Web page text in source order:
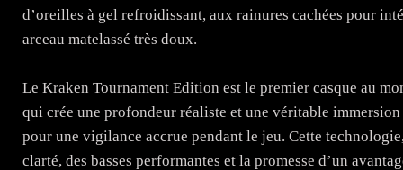
d’oreilles à gel refroidissant, aux rainures cachées pour
arceau matelassé très doux.
Le Kraken Tournament Edition est le premier casque au
qui crée une profondeur réaliste et une véritable
pour une vigilance accrue pendant le jeu. Cette
clarté, des basses performantes et la promesse d’un